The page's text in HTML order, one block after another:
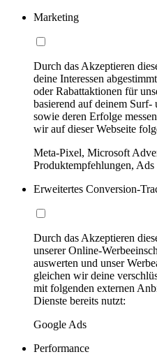
Marketing
Durch das Akzeptieren
deine Interessen
oder Rabattaktionen für
basierend auf deinem Surf-
sowie deren Erfolge
wir auf dieser Webseite
Meta-Pixel, Microsoft
Produktempfehlungen, Ads
Erweitertes Conversion-
Durch das Akzeptieren
unserer Online-
auswerten und unser
gleichen wir deine
mit folgenden externen
Dienste bereits nutzt:
Google Ads
Performance